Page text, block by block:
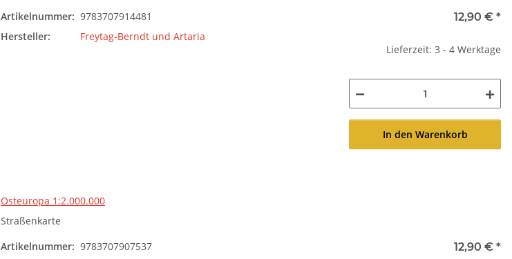
Artikelnummer: 9783707914481
Hersteller:
Freytag-Berndt und Artaria
12,90 € *
Lieferzeit: 3 - 4 Werktage
In den Warenkorb
Osteuropa 1:2.000.000
Straßenkarte
Artikelnummer: 9783707907537
12,90 € *